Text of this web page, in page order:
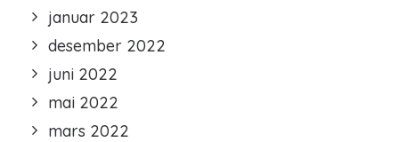
januar 2023
desember 2022
juni 2022
mai 2022
mars 2022